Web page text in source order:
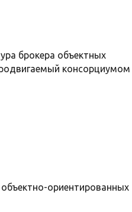
брокера объектных
консорциумом
ориентированных